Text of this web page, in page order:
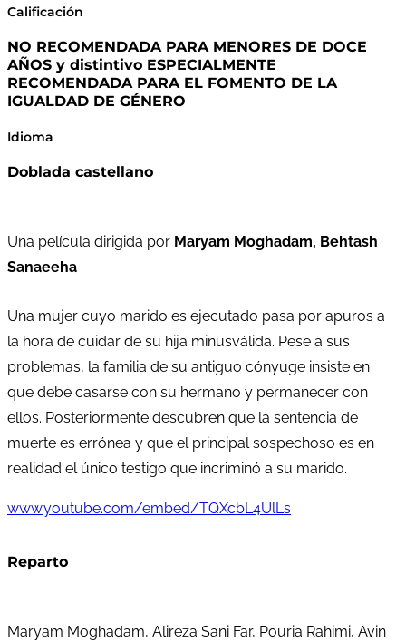
Calificación
NO RECOMENDADA PARA MENORES DE DOCE
AÑOS y distintivo ESPECIALMENTE
RECOMENDADA PARA EL FOMENTO DE LA
IGUALDAD DE GÉNERO
Idioma
Doblada castellano
Una película dirigida por Maryam Moghadam, Behtash
Sanaeeha
Una mujer cuyo marido es ejecutado pasa por apuros a
la hora de cuidar de su hija minusválida. Pese a sus
problemas, la familia de su antiguo cónyuge insiste en
que debe casarse con su hermano y permanecer con
ellos. Posteriormente descubren que la sentencia de
muerte es errónea y que el principal sospechoso es en
realidad el único testigo que incriminó a su marido.
www.youtube.com/embed/TQXcbL4UlLs
Reparto
Maryam Moghadam, Alireza Sani Far, Pouria Rahimi, Avin